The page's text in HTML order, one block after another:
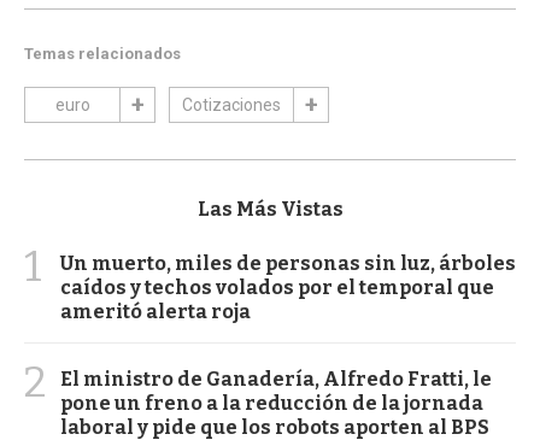
Temas relacionados
euro Cotizaciones
Las Más Vistas
1
Un muerto, miles de personas sin luz, árboles
caídos y techos volados por el temporal que
ameritó alerta roja
2
El ministro de Ganadería, Alfredo Fratti, le
pone un freno a la reducción de la jornada
laboral y pide que los robots aporten al BPS